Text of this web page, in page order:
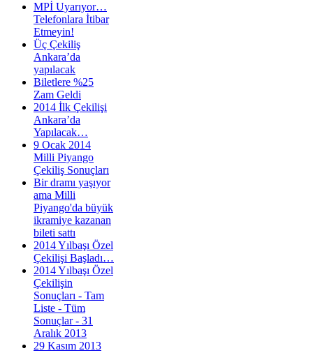
MPİ Uyarıyor…
Telefonlara İtibar
Etmeyin!
Üç Çekiliş
Ankara’da
yapılacak
Biletlere %25
Zam Geldi
2014 İlk Çekilişi
Ankara’da
Yapılacak…
9 Ocak 2014
Milli Piyango
Çekiliş Sonuçları
Bir dramı yaşıyor
ama Milli
Piyango'da büyük
ikramiye kazanan
bileti sattı
2014 Yılbaşı Özel
Çekilişi Başladı…
2014 Yılbaşı Özel
Çekilişin
Sonuçları - Tam
Liste - Tüm
Sonuçlar - 31
Aralık 2013
29 Kasım 2013